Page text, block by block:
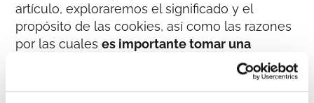
artículo, exploraremos el significado y el
propósito de las cookies, así como las razones
por las cualeses importante tomar una